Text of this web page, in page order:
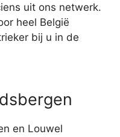
uit ons netwerk.
heel België
bij u in de
en Louwel